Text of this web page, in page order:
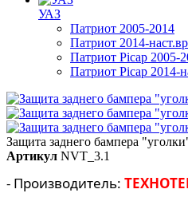
УАЗ
Патриот 2005-2014
Патриот 2014-
Патриот Picap 2005-
Патриот Picap 2014-
Защита заднего бампера
Артикул NVT_3.1
- Производитель: